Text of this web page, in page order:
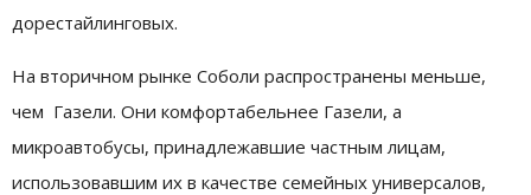
дорестайлинговых.
На вторичном рынке Соболи распространены меньше,
чем Газели. Они комфортабельнее Газели, а
микроавтобусы, принадлежавшие частным лицам,
использовавшим их в качестве семейных универсалов,